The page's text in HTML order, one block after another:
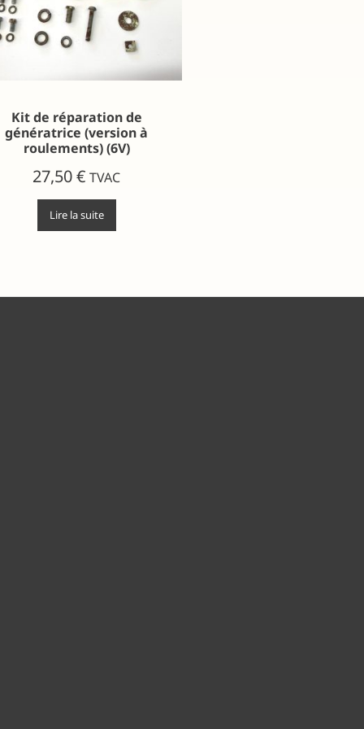
Kit de réparation de
génératrice (version à
roulements) (6V)
27,50€ TVAC
Lire la suite